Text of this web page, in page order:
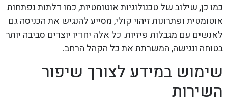
כמו כן, שילוב של טכנולוגיות אוטומטיות, כמו דלתות נפתחות
אוטומטית ופתרונות זיהוי קולי, מסייע להנגיש את הכניסה גם
לאנשים עם מגבלות פיזיות. כל אלה יחדיו יוצרים סביבה יותר
בטוחה ונגישה, המשרתת את כל הקהל הרחב.
שימוש במידע לצורך שיפור
השירות